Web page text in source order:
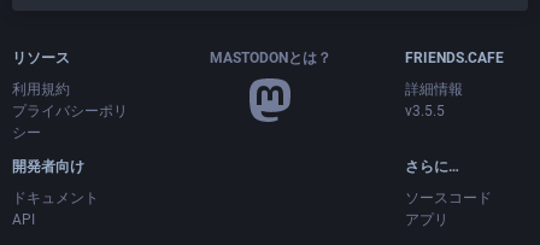
リソース
利用規約
プライバシーポリ
シー
開発者向け
ドキュメント
API
MASTODONとは？
FRIENDS.CAFE
詳細情報
v3.5.5
さらに…
ソースコード
アプリ